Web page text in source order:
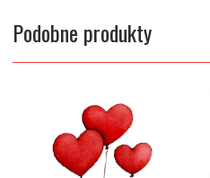
Podobne produkty